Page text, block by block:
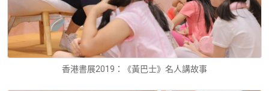
香港書展2019：《黃巴士》名人講故事